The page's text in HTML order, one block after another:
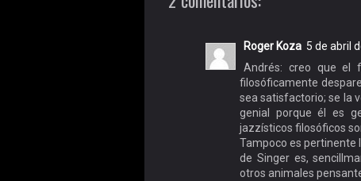
Roger Koza 5 de abril
Andrés: creo que el
filosóficamente
sea satisfactorio; se la
genial porque él es
jazzísticos filosóficos
Tampoco es pertinente
de Singer es,
otros animales